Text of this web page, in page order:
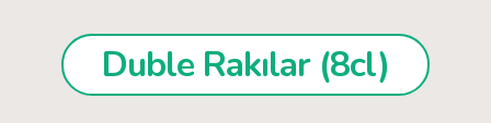
Duble Rakılar (8cl)